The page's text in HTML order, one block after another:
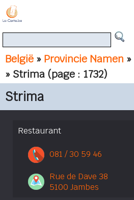
België » Provincie Namen »
» Strima (page : 1732)
Strima
Restaurant
081 / 30 59 46
Rue de Dave 38
5100 Jambes